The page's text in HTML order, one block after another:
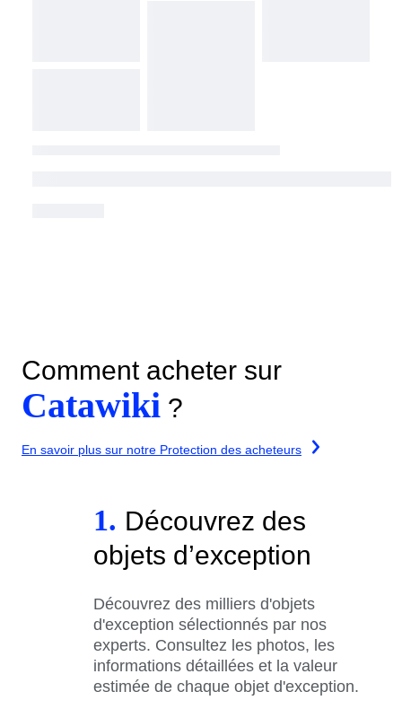
Comment acheter sur
Catawiki ?
En savoir plus sur notre Protection des acheteurs
1. Découvrez des
objets d’exception
Découvrez des milliers d'objets
d'exception sélectionnés par nos
experts. Consultez les photos, les
informations détaillées et la valeur
estimée de chaque objet d'exception.